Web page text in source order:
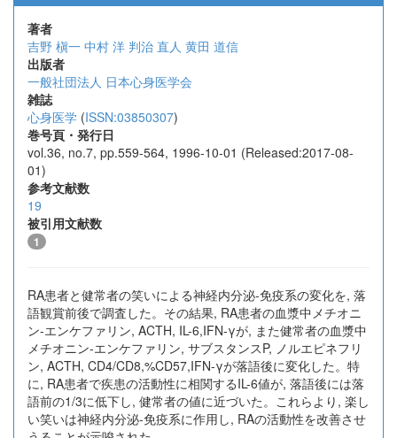
著者
吉野 槇一 中村 洋 判治 直人 黄田 道信
出版者
一般社団法人 日本心身医学会
雑誌
心身医学 (ISSN:03850307)
巻号頁・発行日
vol.36, no.7, pp.559-564, 1996-10-01 (Released:2017-08-
01)
参考文献数
19
被引用文献数
1
RA患者と健常者の笑いによる神経内分泌-免疫系の変化を, 落
語観賞前後で調査した。その結果, RA患者の血漿中メチオニ
ン-エンケファリン, ACTH, IL-6,IFN-γが, また健常者の血漿中
メチオニン-エンケファリン, サブスタンスP, ノルエピネフリ
ン, ACTH, CD4/CD8,%CD57,IFN-γが落語後に変化した。特
に, RA患者で疾患の活動性に相関するIL-6値が, 落語後には落
語前の1/3に低下し, 健常者の値に近づいた。これらより, 楽し
い笑いは神経内分泌-免疫系に作用し, RAの活動性を改善させ